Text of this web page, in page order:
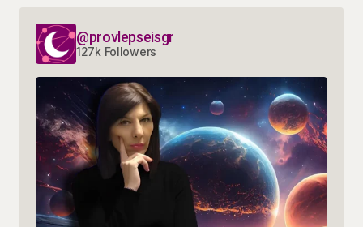
@provlepseisgr
127k Followers